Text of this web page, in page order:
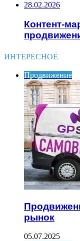
28.02.2026
Контент-
ИНТЕРЕСНОЕ
Продвижение
рынок
05.07.2025